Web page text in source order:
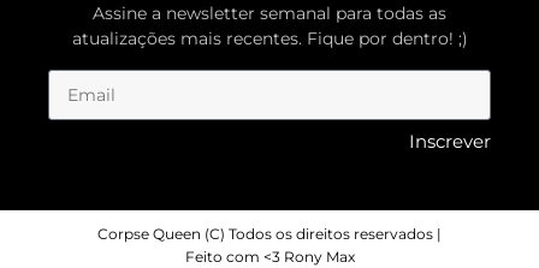
Assine a newsletter semanal para todas as
atualizações mais recentes. Fique por dentro! ;)
Inscrever
Corpse Queen (C) Todos os direitos reservados |
Feito com <3 Rony Max